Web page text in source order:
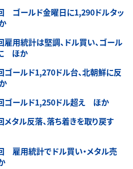
ゴールド金曜日に1,290ドルタッ
用統計は堅調、ドル買い、ゴール
ほか
ゴールド1,270ドル台、北朝鮮に反
ゴールド1,250ドル超え ほか
メタル反落、落ち着きを取り戻す
雇用統計でドル買い・メタル売